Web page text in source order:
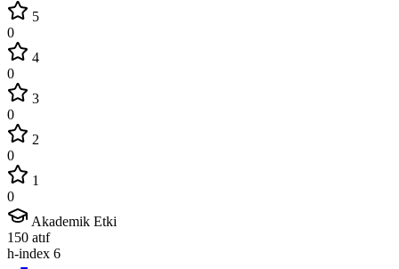
5
0
4
0
3
0
2
0
1
0
Akademik Etki
150 atıf
h-index 6